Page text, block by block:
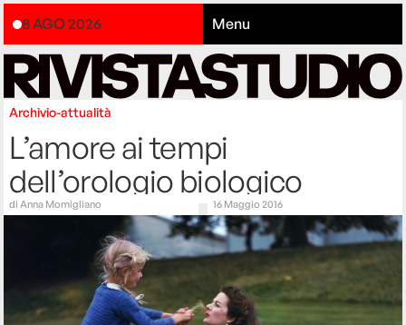
8 AGO 2026 Menu
Archivio-attualità
L’amore ai tempi
dell’orologio biologico
diAnna Momigliano 16 Maggio 2016